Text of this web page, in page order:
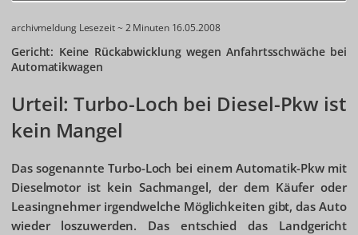
archivmeldung Lesezeit ~ 2 Minuten 16.05.2008
Gericht: Keine Rückabwicklung wegen Anfahrtsschwäche bei
Automatikwagen
Urteil: Turbo-Loch bei Diesel-Pkw ist
kein Mangel
Das sogenannte Turbo-Loch bei einem Automatik-Pkw mit
Dieselmotor ist kein Sachmangel, der dem Käufer oder
Leasingnehmer irgendwelche Möglichkeiten gibt, das Auto
wieder loszuwerden. Das entschied das Landgericht